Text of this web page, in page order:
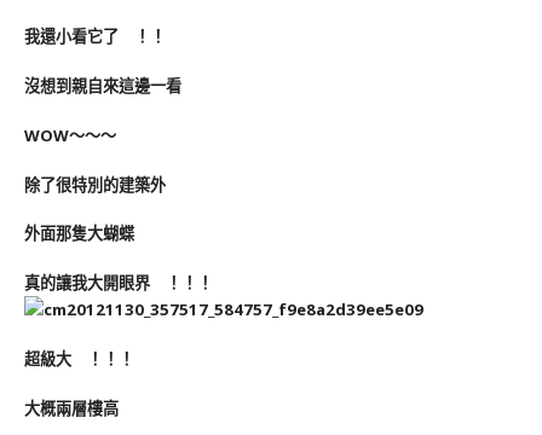
我還小看它了 ！！
沒想到親自來這邊一看
WOW～～～
除了很特別的建築外
外面那隻大蝴蝶
真的讓我大開眼界 ！！！
超級大 ！！！
大概兩層樓高